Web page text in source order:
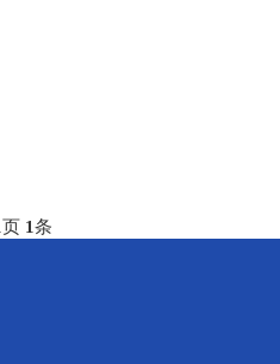
页 1条